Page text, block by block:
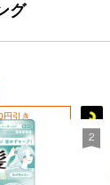
グ
円引き